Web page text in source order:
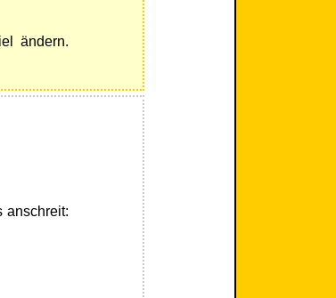
ändern.
anschreit: